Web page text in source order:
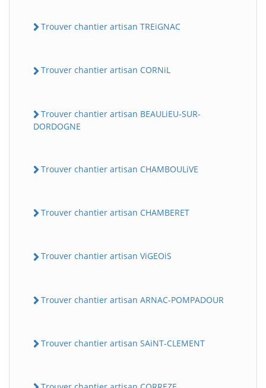
Trouver chantier artisan TREiGNAC
Trouver chantier artisan CORNiL
Trouver chantier artisan BEAULiEU-SUR-
DORDOGNE
Trouver chantier artisan CHAMBOULiVE
Trouver chantier artisan CHAMBERET
Trouver chantier artisan ViGEOiS
Trouver chantier artisan ARNAC-POMPADOUR
Trouver chantier artisan SAiNT-CLEMENT